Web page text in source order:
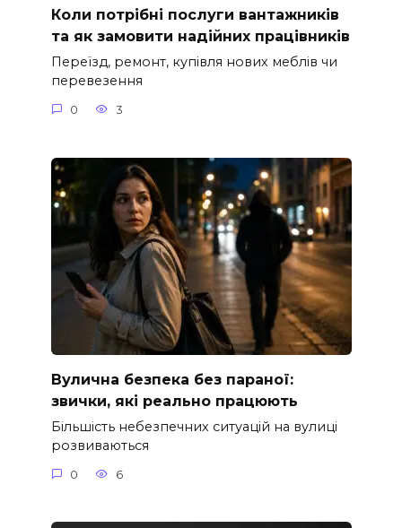
Коли потрібні послуги вантажників
та як замовити надійних працівників
Переїзд, ремонт, купівля нових меблів чи
перевезення
0 3
Вулична безпека без параної:
звички, які реально працюють
Більшість небезпечних ситуацій на вулиці
розвиваються
0 6